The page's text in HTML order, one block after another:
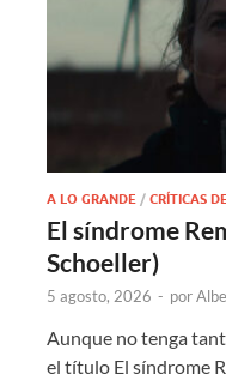
A LO GRANDE /CRÍTICAS
El síndrome
Schoeller)
5 agosto, 2026 - por
Aunque no tenga
el título El síndrome